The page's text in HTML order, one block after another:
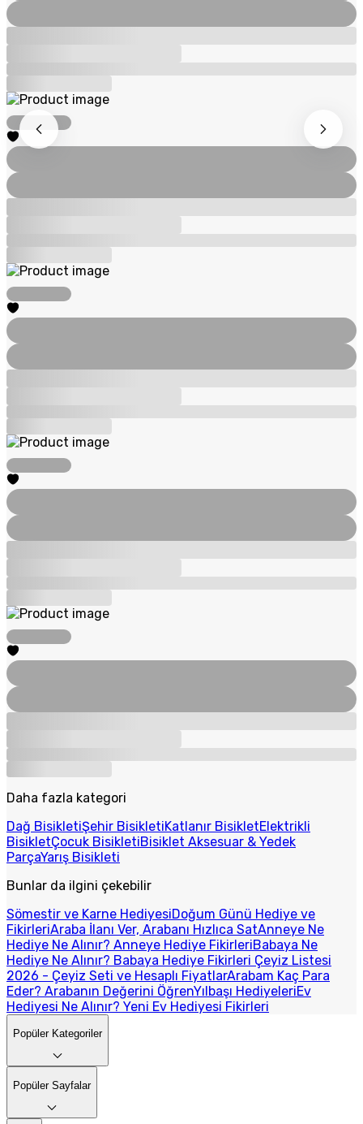
Daha fazla kategori
Dağ BisikletiŞehir BisikletiKatlanır BisikletElektrikli
BisikletÇocuk BisikletiBisiklet Aksesuar & Yedek
ParçaYarış Bisikleti
Bunlar da ilgini çekebilir
Sömestir ve Karne HediyesiDoğum Günü Hediye ve
FikirleriAraba İlanı Ver, Arabanı Hızlıca SatAnneye Ne
Hediye Ne Alınır? Anneye Hediye FikirleriBabaya Ne
Hediye Ne Alınır? Babaya Hediye Fikirleri Çeyiz Listesi
2026 - Çeyiz Seti ve Hesaplı FiyatlarArabam Kaç Para
Eder? Arabanın Değerini ÖğrenYılbaşı HediyeleriEv
Hediyesi Ne Alınır? Yeni Ev Hediyesi Fikirleri
Popüler Kategoriler
Popüler Sayfalar